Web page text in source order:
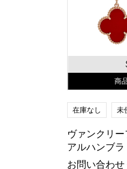
商
在庫なし 未
ヴァンクリ
アルハンブラ
お問い合わ